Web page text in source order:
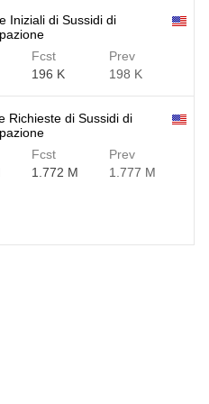
Iniziali di Sussidi di
Fcst
196 K
Prev
198 K
Richieste di Sussidi di
Fcst
1.772 M
Prev
1.777 M